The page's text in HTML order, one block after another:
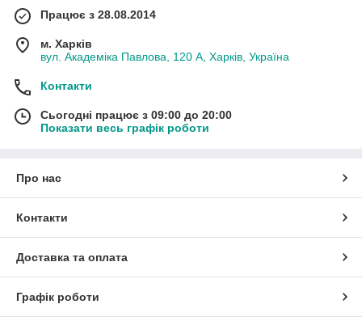
Працює з 28.08.2014
м. Харків
вул. Академіка Павлова, 120 А, Харків, Україна
Контакти
Сьогодні працює з 09:00 до 20:00
Показати весь графік роботи
Про нас
Контакти
Доставка та оплата
Графік роботи